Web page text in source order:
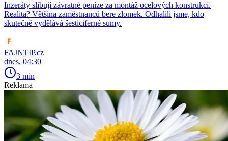
Inzeráty slibují závratné peníze za montáž ocelových konstrukcí.
Realita? Většina zaměstnanců bere zlomek. Odhalili jsme, kdo
skutečně vydělává šesticiferné sumy.
FAJNTIP.cz
dnes, 04:30
3 min
Reklama